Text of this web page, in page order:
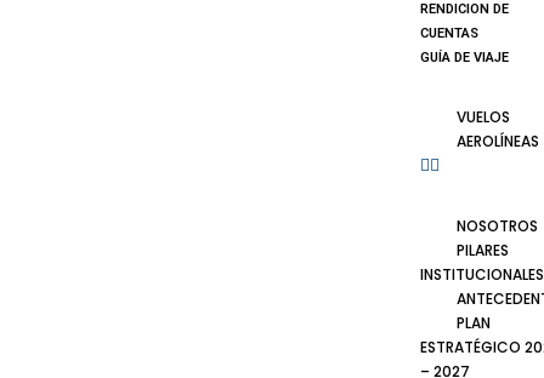
RENDICION DE
CUENTAS
GUÍA DE VIAJE
VUELOS
AEROLÍNEAS
NOSOTROS
PILARES
INSTITUCIONALES
PLAN
ESTRATÉGICO
– 2027